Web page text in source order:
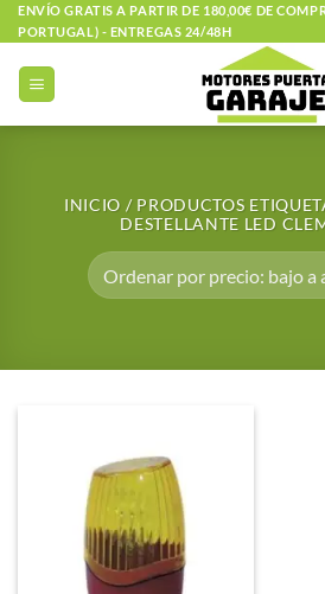
Saltar
al
contenido
ENVÍO GRATIS A PARTIR DE 180,00€ DE
PORTUGAL) - ENTREGAS 24/48H
INICIO /PRODUCTOS
DESTELLANTE LED